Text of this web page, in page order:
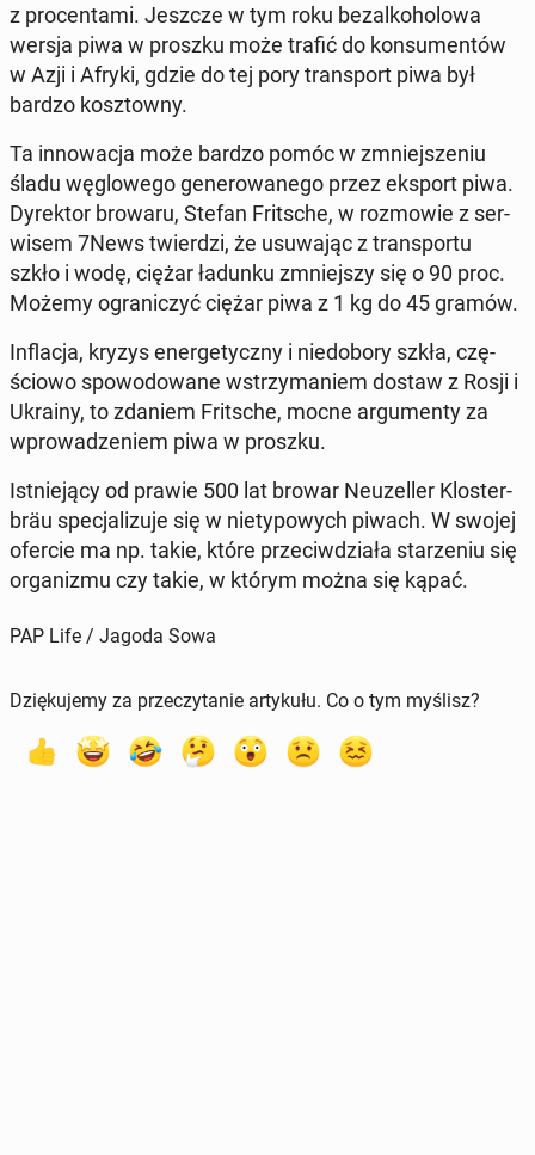
z pro­cen­ta­mi. Jeszcze w tym roku bez­al­ko­ho­lo­wa
wersja piwa w proszku może trafić do kon­su­men­tów
w Azji i Afryki, gdzie do tej pory trans­port piwa był
bardzo kosz­tow­ny.
Ta in­no­wa­cja może bardzo pomóc w zmniej­sze­niu
śladu wę­glo­we­go ge­ne­ro­wa­ne­go przez eksport piwa.
Dy­rek­tor browaru, Stefan Frit­sche, w roz­mo­wie z ser­
wi­sem 7News twier­dzi, że usu­wa­jąc z trans­por­tu
szkło i wodę, ciężar ładunku zmniej­szy się o 90 proc.
Możemy ogra­ni­czyć ciężar piwa z 1 kg do 45 gramów.
In­fla­cja, kryzys ener­ge­tycz­ny i nie­do­bo­ry szkła, czę­
ścio­wo spo­wo­do­wa­ne wstrzy­ma­niem dostaw z Rosji i
Ukrainy, to zdaniem Frit­sche, mocne ar­gu­men­ty za
wpro­wa­dze­niem piwa w proszku.
Ist­nie­ją­cy od prawie 500 lat browar Neu­zel­ler Klo­ster­
bräu spe­cja­li­zu­je się w nie­ty­po­wych piwach. W swojej
ofercie ma np. takie, które prze­ciw­dzia­ła sta­rze­niu się
or­ga­ni­zmu czy takie, w którym można się kąpać.
PAP Life / Jagoda Sowa
Dziękujemy za przeczytanie artykułu. Co o tym myślisz?